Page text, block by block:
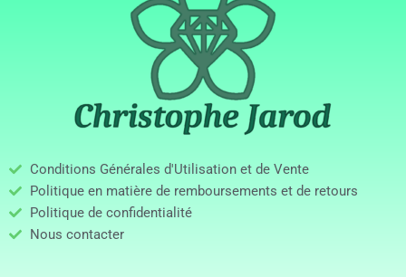
Conditions Générales d'Utilisation et de Vente
Politique en matière de remboursements et de retours
Politique de confidentialité
Nous contacter